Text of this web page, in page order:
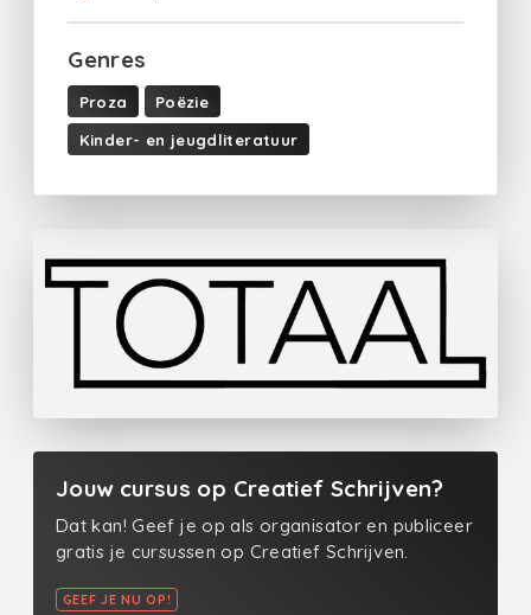
Genres
Proza Poëzie
Kinder- en jeugdliteratuur
Jouw cursus op Creatief Schrijven?
Dat kan! Geef je op als organisator en publiceer
gratis je cursussen op Creatief Schrijven.
GEEF JE NU OP!